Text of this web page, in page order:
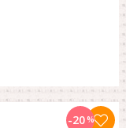
-20%